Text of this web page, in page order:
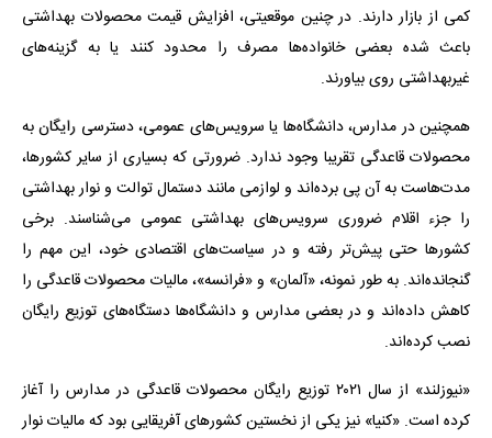
کمی از بازار دارند. در چنین موقعیتی، افزایش قیمت محصولات بهداشتی
باعث شده بعضی خانواده‌ها مصرف را محدود کنند یا به گزینه‌های
غیربهداشتی روی بیاورند.
همچنین در مدارس، دانشگاه‌ها یا سرویس‌های عمومی، دسترسی رایگان به
محصولات قاعدگی تقریبا وجود ندارد. ضرورتی که بسیاری از سایر کشورها،
مدت‌هاست به آن پی برده‌اند و لوازمی مانند دستمال توالت و نوار بهداشتی
را جزء اقلام ضروری سرویس‌های بهداشتی‌ عمومی می‌شناسند. برخی
کشورها حتی پیش‌تر رفته و در سیاست‌های اقتصادی خود، این مهم را
گنجانده‌اند. به طور نمونه، «آلمان» و «فرانسه»، مالیات محصولات قاعدگی را
کاهش داده‌اند و در بعضی مدارس و دانشگاه‌ها دستگاه‌های توزیع رایگان
نصب کرده‌اند.
«نیوزلند» از سال ۲۰۲۱ توزیع رایگان محصولات قاعدگی در مدارس را آغاز
کرده است. «کنیا» نیز یکی از نخستین کشورهای آفریقایی بود که مالیات نوار